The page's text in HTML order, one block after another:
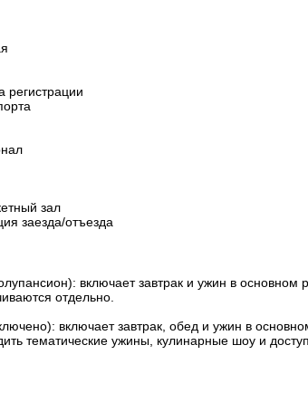
регистрации
зал
заезда/отъезда
включает завтрак и ужин в
отдельно.
включает завтрак, обед и ужин в
тематические ужины, кулинарные шоу и